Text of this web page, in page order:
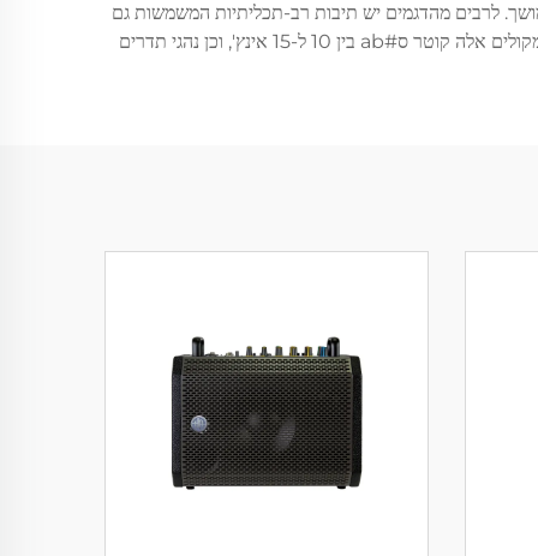
לרבים מהדגמים יש תיבות רב-תכליתיות המשמשות גם
כרמקולי עיקריים וגם כמניטורים ארציים, עם גוּלְשׁוֹת שנבנו בחוכמה כדי להבטיח הפצה אחידה של הקול בכל תחום ההתפצה המכוון. לרמקולים אלה קוטר ס#ab בין 10 ל-15 אינץ', וכן נהגי תדרים